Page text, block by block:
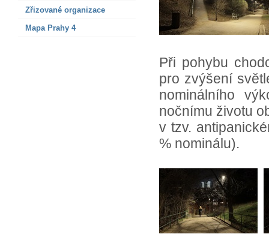
Zřizované organizace
Mapa Prahy 4
Při pohybu
pro zvýšení
nominálního
nočnímu životu
v tzv.
% nominálu).